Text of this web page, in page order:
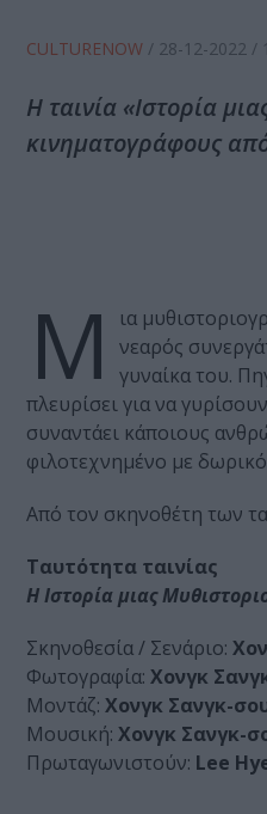
CULTURENOW / 28-12-2022 /
Η ταινία «Ιστορία
κινηματογράφους
Μ
ια
νεαρός
γυναίκα του.
πλευρίσει για να
συναντάει κάποιους
φιλοτεχνημένο με
Από τον σκηνοθέτη των
Ταυτότητα ταινίας
Η Ιστορία μιας
Σκηνοθεσία / Σενάριο:
Φωτογραφία: Χονγκ
Μοντάζ: Χονγκ Σανγκ-
Μουσική: Χονγκ Σανγκ-
Πρωταγωνιστούν: Lee